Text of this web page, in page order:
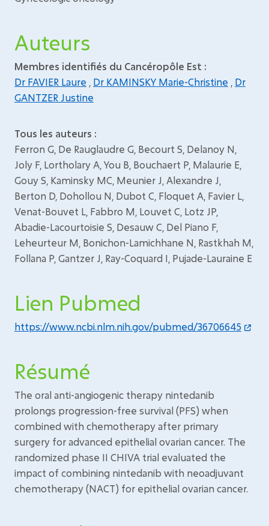
Auteurs
Membres identifiés du Cancéropôle Est :
Dr FAVIER Laure
Dr KAMINSKY Marie-Christine
Dr
GANTZER Justine
Tous les auteurs :
Ferron G, De Rauglaudre G, Becourt S, Delanoy N,
Joly F, Lortholary A, You B, Bouchaert P, Malaurie E,
Gouy S, Kaminsky MC, Meunier J, Alexandre J,
Berton D, Dohollou N, Dubot C, Floquet A, Favier L,
Venat-Bouvet L, Fabbro M, Louvet C, Lotz JP,
Abadie-Lacourtoisie S, Desauw C, Del Piano F,
Leheurteur M, Bonichon-Lamichhane N, Rastkhah M,
Follana P, Gantzer J, Ray-Coquard I, Pujade-Lauraine E
Lien Pubmed
https://www.ncbi.nlm.nih.gov/pubmed/36706645
Résumé
The oral anti-angiogenic therapy nintedanib
prolongs progression-free survival (PFS) when
combined with chemotherapy after primary
surgery for advanced epithelial ovarian cancer. The
randomized phase II CHIVA trial evaluated the
impact of combining nintedanib with neoadjuvant
chemotherapy (NACT) for epithelial ovarian cancer.